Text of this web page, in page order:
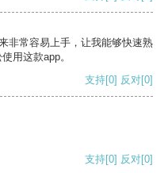
非常容易上手，让我能够快速熟
用这款app。
支持[0] 反对[0]
支持[0] 反对[0]